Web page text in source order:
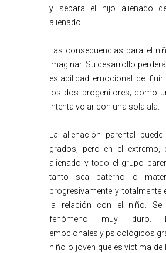
y separa el hijo alienado
alienado.
Las consecuencias para el
imaginar. Su desarrollo
estabilidad emocional de
los dos progenitores; como
intenta volar con una sola ala.
La alienación parental
grados, pero en el extremo,
alienado y todo el grupo
tanto sea paterno o
progresivamente y totalmente
la relación con el niño.
fenómeno muy duro.
emocionales y psicológicos
niño o joven que es víctima de